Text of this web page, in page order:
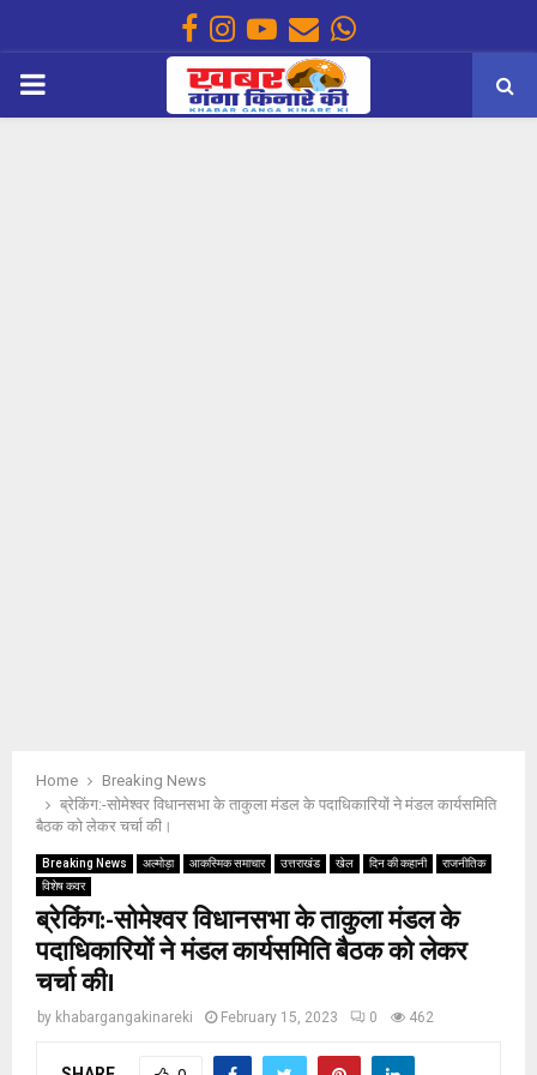
Facebook
Instagram
Youtube
EmailWhatsapp
PRIMARY
Home
Breaking News
ब्रेकिंग:-सोमेश्वर विधानसभा के ताकुला मंडल के पदाधिकारियों ने मंडल कार्यसमिति
बैठक को लेकर चर्चा की।
Breaking News अल्मोड़ा आकस्मिक समाचार उत्तराखंड खेल दिन की कहानी
राजनीतिक
विशेष कवर
ब्रेकिंग:-सोमेश्वर विधानसभा के ताकुला मंडल के
पदाधिकारियों ने मंडल कार्यसमिति बैठक को लेकर
चर्चा की।
by khabargangakinareki February 15, 2023 0 462